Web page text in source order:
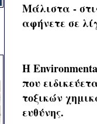
Μάλιστα -
αφήνετε σε
Η
που
τοξικών
ευθύνης.